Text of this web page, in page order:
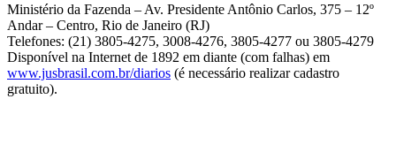
Ministério da Fazenda – Av. Presidente Antônio Carlos, 375 – 12º
Andar – Centro, Rio de Janeiro (RJ)
Telefones: (21) 3805-4275, 3008-4276, 3805-4277 ou 3805-4279
Disponível na Internet de 1892 em diante (com falhas) em
www.jusbrasil.com.br/diarios (é necessário realizar cadastro
gratuito).